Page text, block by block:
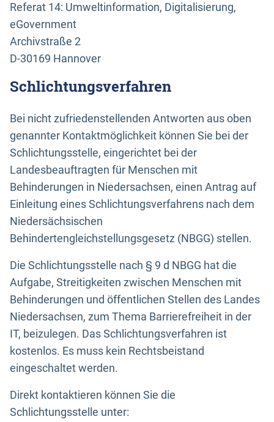
Referat 14: Umweltinformation, Digitalisierung,
eGovernment
Archivstraße 2
D-30169 Hannover
Schlichtungsverfahren
Bei nicht zufriedenstellenden Antworten aus oben
genannter Kontaktmöglichkeit können Sie bei der
Schlichtungsstelle, eingerichtet bei der
Landesbeauftragten für Menschen mit
Behinderungen in Niedersachsen, einen Antrag auf
Einleitung eines Schlichtungsverfahrens nach dem
Niedersächsischen
Behindertengleichstellungsgesetz (NBGG) stellen.
Die Schlichtungsstelle nach § 9 d NBGG hat die
Aufgabe, Streitigkeiten zwischen Menschen mit
Behinderungen und öffentlichen Stellen des Landes
Niedersachsen, zum Thema Barrierefreiheit in der
IT, beizulegen. Das Schlichtungsverfahren ist
kostenlos. Es muss kein Rechtsbeistand
eingeschaltet werden.
Direkt kontaktieren können Sie die
Schlichtungsstelle unter: